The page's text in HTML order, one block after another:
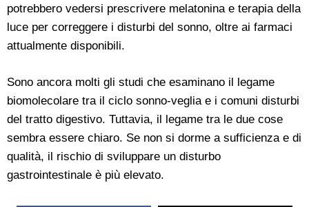
potrebbero vedersi prescrivere melatonina e terapia della
luce per correggere i disturbi del sonno, oltre ai farmaci
attualmente disponibili.
Sono ancora molti gli studi che esaminano il legame
biomolecolare tra il ciclo sonno-veglia e i comuni disturbi
del tratto digestivo. Tuttavia, il legame tra le due cose
sembra essere chiaro. Se non si dorme a sufficienza e di
qualità, il rischio di sviluppare un disturbo
gastrointestinale è più elevato.